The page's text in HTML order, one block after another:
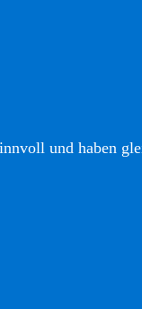
und haben